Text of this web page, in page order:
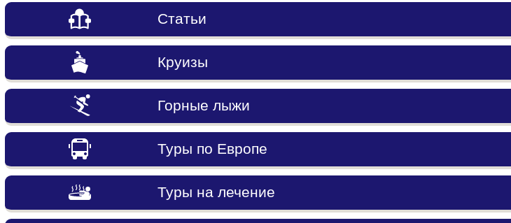
Статьи
Круизы
Горные лыжи
Туры по Европе
Туры на лечение